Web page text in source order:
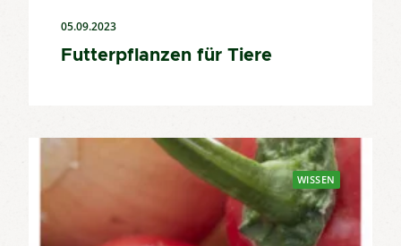
05.09.2023
Futterpflanzen für Tiere
WISSEN